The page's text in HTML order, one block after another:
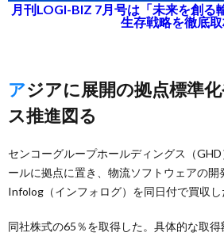
月刊LOGI-BIZ 7月号は「未来を創る
生存戦略を徹底
アジアに展開の拠点標準化やロボティク
ス推進図る
センコーグループホールディングス（
ールに拠点に置き、物流ソフトウェアの開
Infolog（インフォログ）を同日付で買収し
同社株式の65％を取得した。具体的な取得